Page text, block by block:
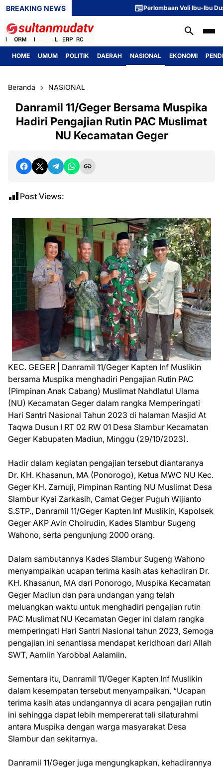
BREAKING NEWS Perlombaan Voli Ibu-Ibu Dusun
HOME UMUM POLITIK DAERAH NASIONAL EKONOMI
Beranda NASIONAL
Danramil 11/Geger Bersama Muspika
Hadiri Pengajian Rutin PAC Muslimat
NU Kecamatan Geger
Post Views:
KEC. GEGER | Danramil 11/Geger Kapten Inf Muslikin
bersama Muspika menghadiri Pengajian Rutin PAC
(Pimpinan Anak Cabang) Muslimat Nahdlatul Ulama
(NU) Kecamatan Geger dalam rangka Memperingati
Hari Santri Nasional Tahun 2023 di halaman Masjid At
Taqwa Dusun I RT 02 RW 01 Desa Slambur Kecamatan
Geger Kabupaten Madiun, Minggu (29/10/2023).
Hadir dalam kegiatan pengajian tersebut diantaranya
Dr. KH. Khasanun, MA (Ponorogo), Ketua MWC NU Kec.
Geger KH. Zarnuji, Pimpinan Ranting NU Muslimat Desa
Slambur Kyai Zarkasih, Camat Geger Puguh Wijianto
S.STP., Danramil 11/Geger Kapten Inf Muslikin, Kapolsek
Geger AKP Avin Choirudin, Kades Slambur Sugeng
Wahono, serta pengunjung 2000 orang.
Dalam sambutannya Kades Slambur Sugeng Wahono
menyampaikan ucapan terima kasih atas kehadiran Dr.
KH. Khasanun, MA dari Ponorogo, Muspika Kecamatan
Geger Madiun dan para undangan yang telah
meluangkan waktu untuk menghadiri pengajian rutin
PAC Muslimat NU Kecamatan Geger ini dalam rangka
memperingati Hari Santri Nasional tahun 2023, Semoga
pengajian ini senantiasa mendapat keridhoan dari Allah
SWT, Aamiin Yarobbal Aalamiin.
Sementara itu, Danramil 11/Geger Kapten Inf Muslikin
dalam kesempatan tersebut menyampaikan, “Ucapan
terima kasih atas undangannya di acara pengajian rutin
ini sehingga dapat lebih mempererat tali silaturahmi
antara Muspika dengan warga masyarakat Desa
Slambur dan sekitarnya.
Danramil 11/Geger juga mengungkapkan, kehadirannya